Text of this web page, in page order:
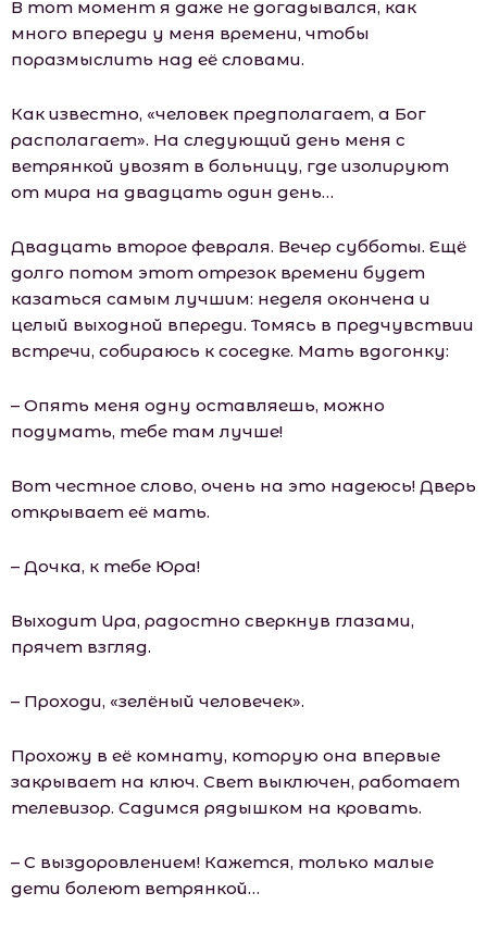
В тот момент я даже не догадывался, как
много впереди у меня времени, чтобы
поразмыслить над её словами.
Как известно, «человек предполагает, а Бог
располагает». На следующий день меня с
ветрянкой увозят в больницу, где изолируют
от мира на двадцать один день…
Двадцать второе февраля. Вечер субботы. Ещё
долго потом этот отрезок времени будет
казаться самым лучшим: неделя окончена и
целый выходной впереди. Томясь в предчувствии
встречи, собираюсь к соседке. Мать вдогонку:
– Опять меня одну оставляешь, можно
подумать, тебе там лучше!
Вот честное слово, очень на это надеюсь! Дверь
открывает её мать.
– Дочка, к тебе Юра!
Выходит Ира, радостно сверкнув глазами,
прячет взгляд.
– Проходи, «зелёный человечек».
Прохожу в её комнату, которую она впервые
закрывает на ключ. Свет выключен, работает
телевизор. Садимся рядышком на кровать.
– С выздоровлением! Кажется, только малые
дети болеют ветрянкой…